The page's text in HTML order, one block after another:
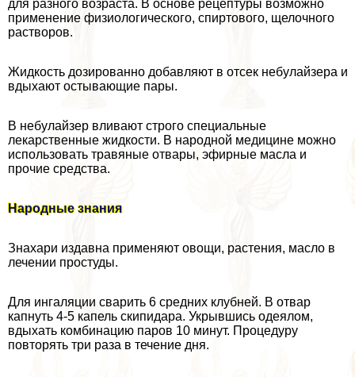
для разного возраста. В основе рецептуры возможно
применение физиологического, спиртового, щелочного
растворов.
Жидкость дозированно добавляют в отсек небулайзера и
вдыхают остывающие пары.
В небулайзер вливают строго специальные
лекарственные жидкости. В народной медицине можно
использовать травяные отвары, эфирные масла и
прочие средства.
Народные знания
Знахари издавна применяют овощи, растения, масло в
лечении простуды.
Для ингаляции сварить 6 средних клубней. В отвар
капнуть 4-5 капель скипидapа. Укрывшись одеялом,
вдыхать комбинацию паров 10 минут. Процедуру
повторять три раза в течение дня.